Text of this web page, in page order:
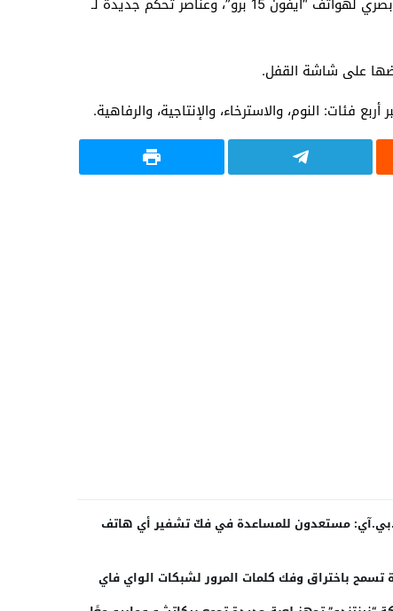
على شاشة القفل.
النوم، والاسترخاء، والإنتاجية، والرفاهية.
مستعدون للمساعدة في فكّ تشفير أي هاتف
تسمح باختراق وفك كلمات المرور لشبكات الواي فاي